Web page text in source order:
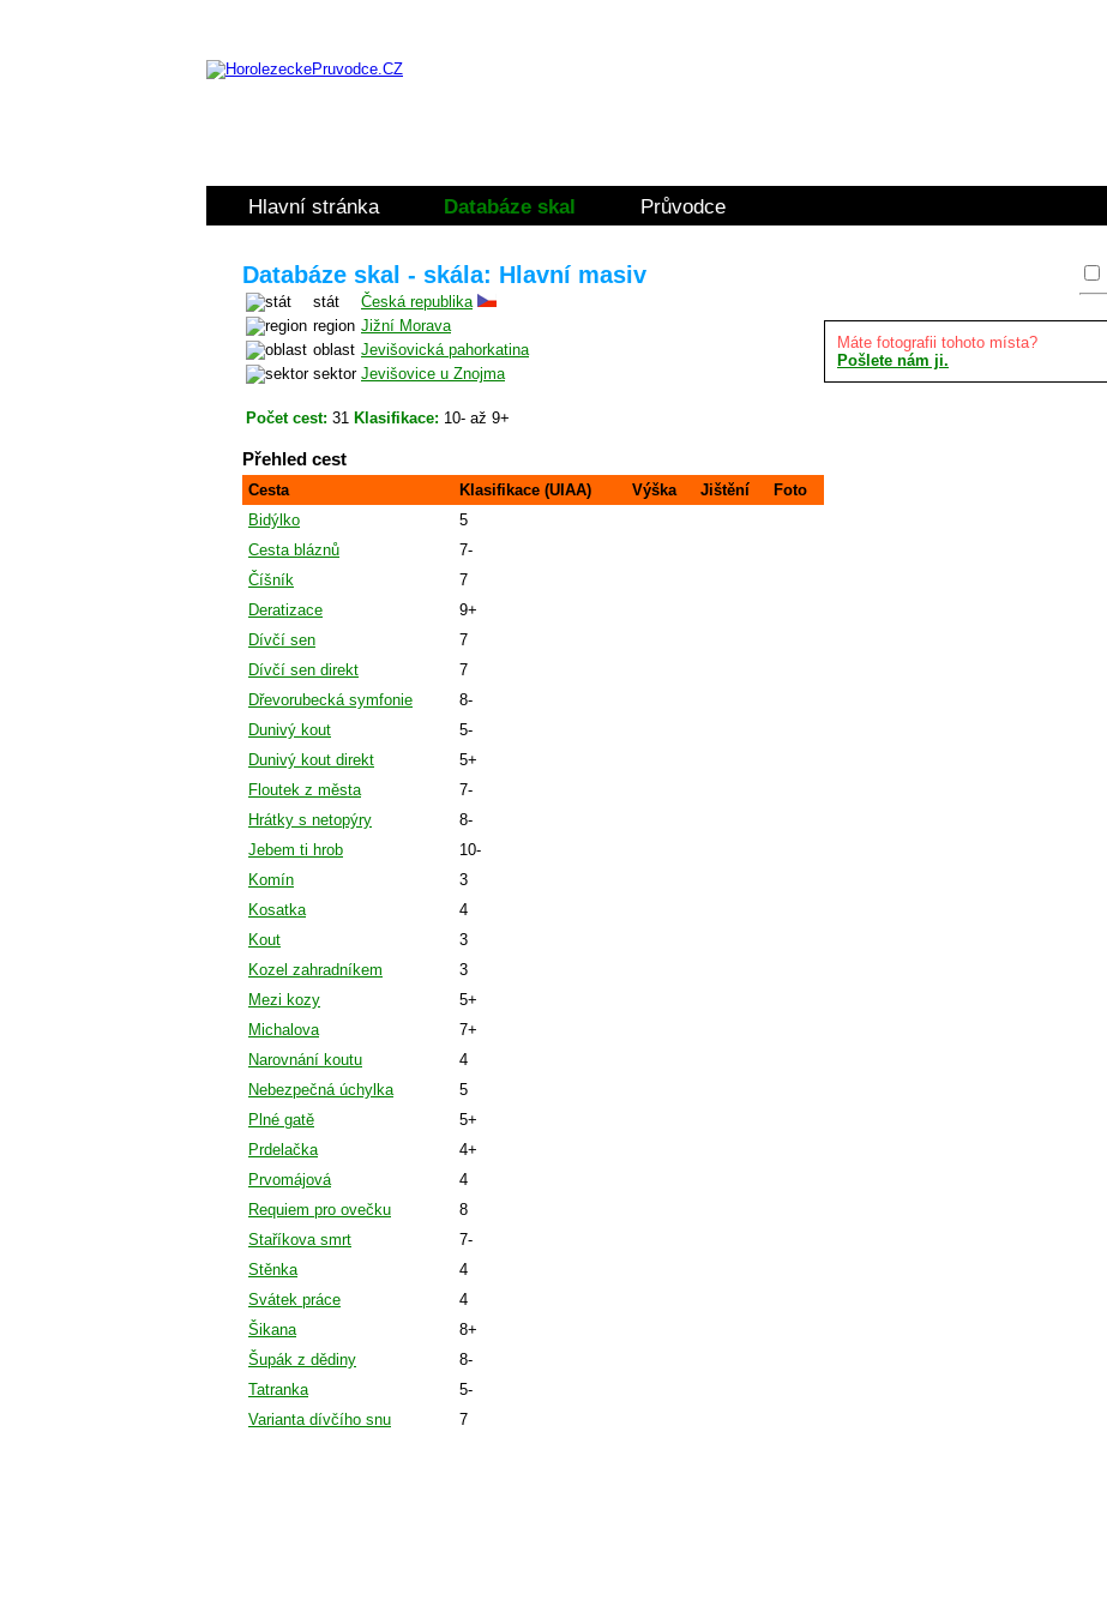
Hlavní stránka Databáze skal Průvodce
Databáze skal - skála: Hlavní masiv
stát
Česká republika
region Jižní Morava
oblast Jevišovická pahorkatina
sektor Jevišovice u Znojma
Počet cest: 31 Klasifikace: 10- až 9+
Přehled cest
Cesta Klasifikace (UIAA) Výška Jištění
Foto
Bidýlko
5
Cesta bláznů
7-
Číšník
7
Deratizace
9+
Dívčí sen
7
Dívčí sen direkt
7
Dřevorubecká symfonie
8-
Dunivý kout
5-
Dunivý kout direkt
5+
Floutek z města
7-
Hrátky s netopýry
8-
Jebem ti hrob
10-
Komín
3
Kosatka
4
Kout
3
Kozel zahradníkem
3
Mezi kozy
5+
Michalova
7+
Narovnání koutu
4
Nebezpečná úchylka
5
Plné gatě
5+
Prdelačka
4+
Prvomájová
4
Requiem pro ovečku
8
Staříkova smrt
7-
Stěnka
4
Svátek práce
4
Šikana
8+
Šupák z dědiny
8-
Tatranka
5-
Varianta dívčího snu
7
Máte fotografii tohoto místa?
Pošlete nám ji.